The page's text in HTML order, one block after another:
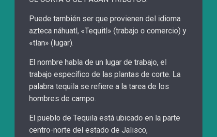
Puede también ser que provienen del idioma
azteca náhuatl, «Tequitl» (trabajo o comercio) y
«tlan» (lugar).
El nombre habla de un lugar de trabajo, el
trabajo específico de las plantas de corte. La
palabra tequila se refiere a la tarea de los
hombres de campo.
El pueblo de Tequila está ubicado en la parte
centro-norte del estado de Jalisco,